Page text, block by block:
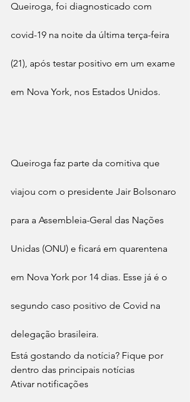
Queiroga, foi diagnosticado com
covid-19 na noite da última terça-feira
(21), após testar positivo em um exame
em Nova York, nos Estados Unidos.
Queiroga faz parte da comitiva que
viajou com o presidente Jair Bolsonaro
para a Assembleia-Geral das Nações
Unidas (ONU) e ficará em quarentena
em Nova York por 14 dias. Esse já é o
segundo caso positivo de Covid na
delegação brasileira.
Está gostando da notícia? Fique por
dentro das principais notícias
Ativar notificações